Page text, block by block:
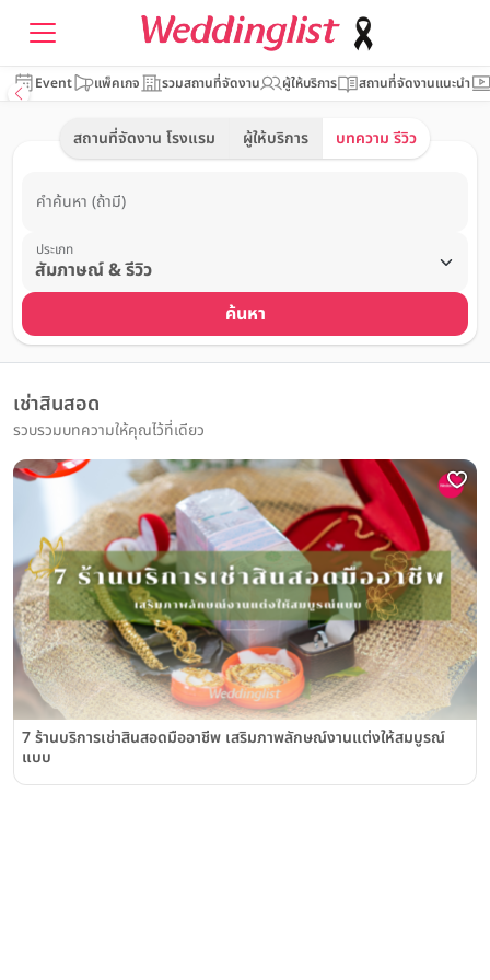
Event แพ็คเกจ รวมสถานที่จัดงาน ผู้ให้บริการ สถานที่จัดงานแนะนำ
สถานที่จัดงาน โรงแรม ผู้ให้บริการ บทความ รีวิว
คำค้นหา (ถ้ามี)
ประเภท
ค้นหา
เช่าสินสอด
รวบรวมบทความให้คุณไว้ที่เดียว
7 ร้านบริการเช่าสินสอดมืออาชีพ เสริมภาพลักษณ์งานแต่งให้สมบูรณ์
แบบ